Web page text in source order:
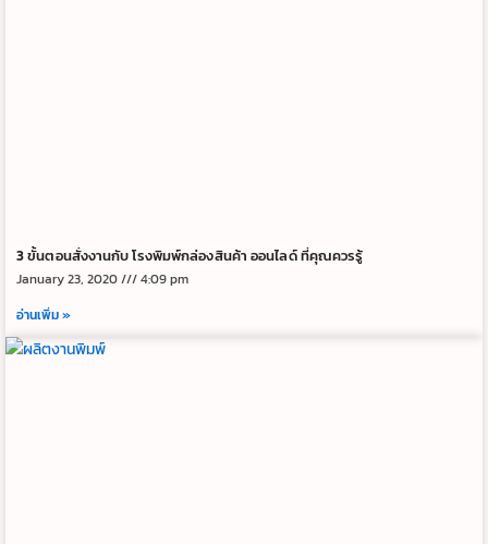
3 ขั้นตอนสั่งงานกับ โรงพิมพ์กล่องสินค้า ออนไลด์ ที่คุณควรรู้
January 23, 2020
4:09 pm
อ่านเพิ่ม »